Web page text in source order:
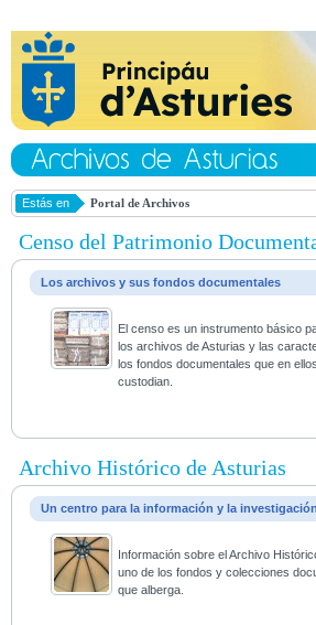
Estás en Portal de Archivos
Censo del Patrimonio
Los archivos y sus fondos documentales
El censo es un instrumento básico
los archivos de Asturias y las
los fondos documentales que en
custodian.
Archivo Histórico de Asturias
Un centro para la información y la investigación
Información sobre el Archivo
uno de los fondos y colecciones
que alberga.